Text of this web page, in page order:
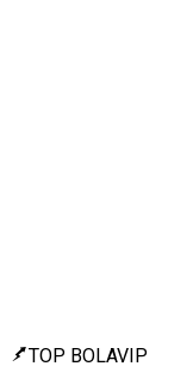
TOP BOLAVIP